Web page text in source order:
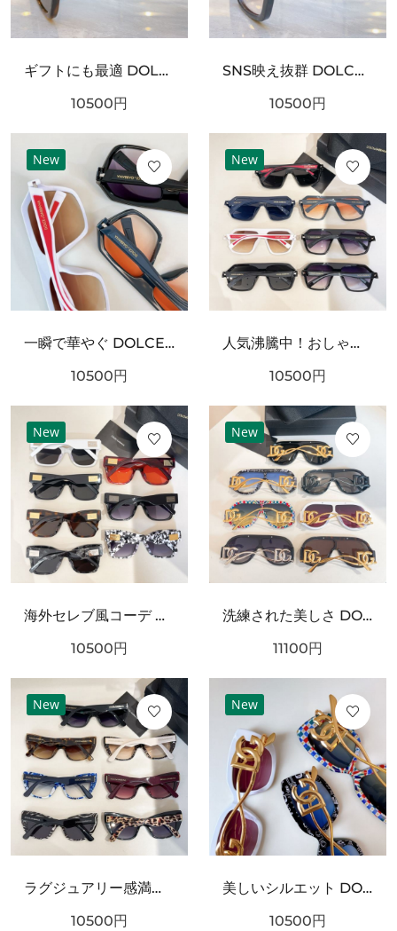
ギフトにも最適 DOLCE＆GABBANA ドルチェ＆ガッバーナ コピー サングラス ファッション好き必見
10500円
SNS映え抜群 DOLCE＆GABBANA ドルチェ＆ガッバーナ コピー サングラス スタイリッシュなスタイル
10500円
New
一瞬で華やぐ DOLCE＆GABBANA ドルチェ＆ガッバーナ コピー サングラス 期間限定
10500円
New
人気沸騰中！おしゃれ新品 DOLCE＆GABBANA ドルチェ＆ガッバーナ コピー サングラス 大人可愛い
10500円
New
海外セレブ風コーデ DOLCE＆GABBANA ドルチェ＆ガッバーナ コピー サングラス 高級感漂うデザイン
10500円
New
洗練された美しさ DOLCE＆GABBANA ドルチェ＆ガッバーナ コピー サングラス 大人の魅力溢れる
11100円
New
ラグジュアリー感満載 DOLCE＆GABBANA ドルチェ＆ガッバーナ コピー サングラス こだわり抜かれた逸品
10500円
New
美しいシルエット DOLCE＆GABBANA ドルチェ＆ガッバーナ コピー サングラス 極上の着心地
10500円